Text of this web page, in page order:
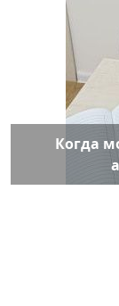
Когда